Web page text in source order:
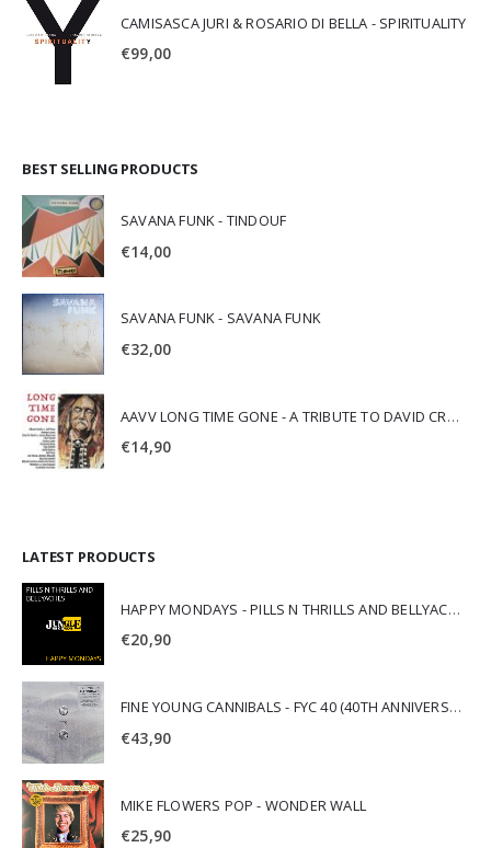
CAMISASCA JURI & ROSARIO DI BELLA - SPIRITUALITY
€99,00
BEST SELLING PRODUCTS
SAVANA FUNK - TINDOUF
€14,00
SAVANA FUNK - SAVANA FUNK
€32,00
AAVV LONG TIME GONE - A TRIBUTE TO DAVID CROSBY
€14,90
LATEST PRODUCTS
HAPPY MONDAYS - PILLS N THRILLS AND BELLYACHES
€20,90
FINE YOUNG CANNIBALS - FYC 40 (40TH ANNIVERSARY)
€43,90
MIKE FLOWERS POP - WONDER WALL
€25,90